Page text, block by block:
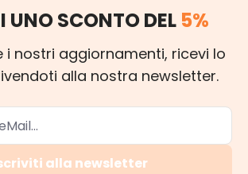
UNO SCONTO DEL 5%
i nostri aggiornamenti, ricevi lo
alla nostra newsletter.
alla newsletter